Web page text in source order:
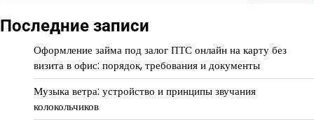
Последние записи
Оформление займа под залог ПТС онлайн на карту без
визита в офис: порядок, требования и документы
Музыка ветра: устройство и принципы звучания
колокольчиков